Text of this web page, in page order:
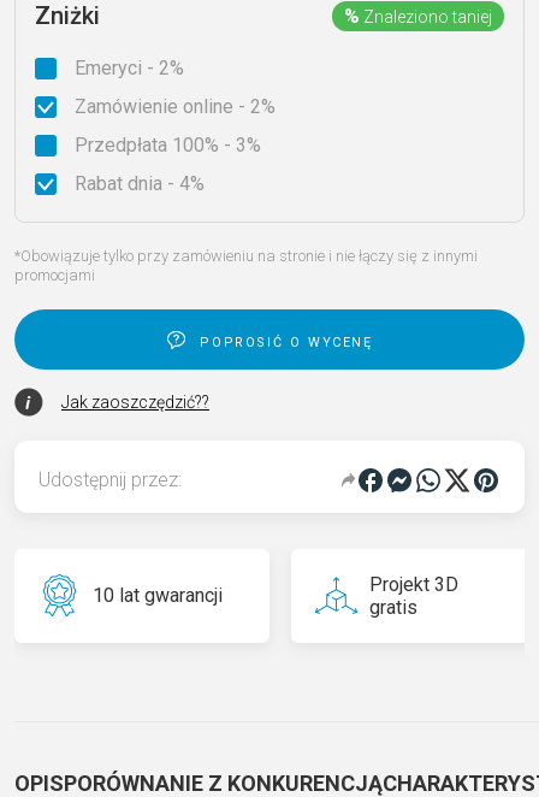
Zniżki % Znaleziono taniej
Emeryci - 2%
Zamówienie online - 2%
Przedpłata 100% - 3%
Rabat dnia - 4%
*Obowiązuje tylko przy zamówieniu na stronie i nie łączy się z innymi
promocjami
poprosić o wycenę
Jak zaoszczędzić??
Udostępnij przez:
10 lat gwarancji
Projekt 3D
gratis
OPISPORÓWNANIE Z KONKURENCJĄ